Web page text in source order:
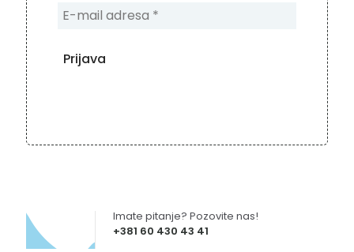
+381 60 430 43 41
Imate pitanje? Pozovite nas!